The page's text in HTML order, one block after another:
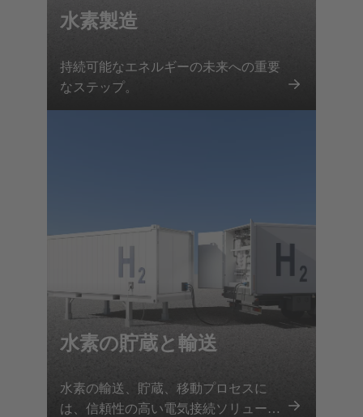
水素製造
持続可能なエネルギーの未来への重要
なステップ。
水素の貯蔵と輸送
水素の輸送、貯蔵、移動プロセスに
は、信頼性の高い電気接続ソリューシ